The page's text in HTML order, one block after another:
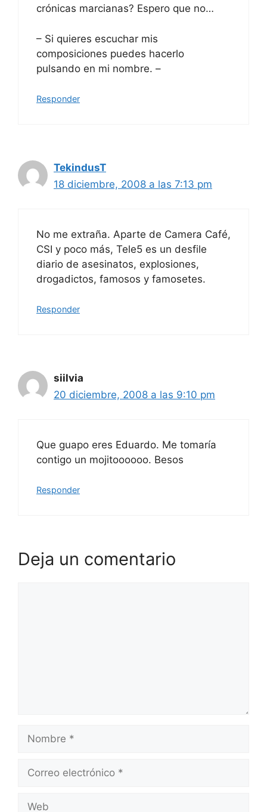
crónicas marcianas? Espero que no…
– Si quieres escuchar mis
composiciones puedes hacerlo
pulsando en mi nombre. –
Responder
TekindusT
18 diciembre, 2008 a las 7:13 pm
No me extraña. Aparte de Camera Café,
CSI y poco más, Tele5 es un desfile
diario de asesinatos, explosiones,
drogadictos, famosos y famosetes.
Responder
siilvia
20 diciembre, 2008 a las 9:10 pm
Que guapo eres Eduardo. Me tomaría
contigo un mojitoooooo. Besos
Responder
Deja un comentario
electrónico